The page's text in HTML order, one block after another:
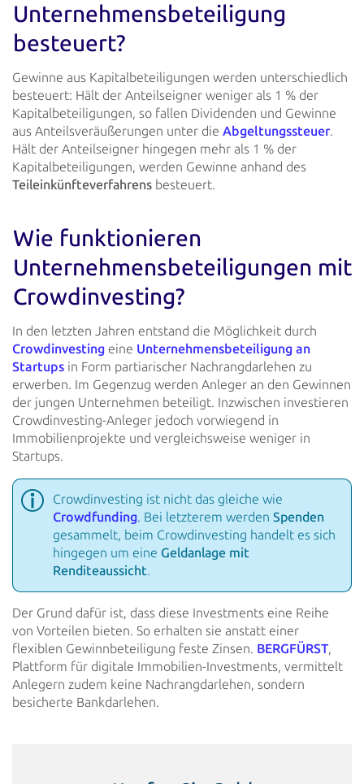
Unternehmens­beteiligung
besteuert?
Gewinne aus Kapitalbeteiligungen werden unterschiedlich
besteuert: Hält der Anteilseigner weniger als 1 % der
Kapitalbeteiligungen, so fallen Dividenden und Gewinne
aus Anteilsveräußerungen unter die Abgeltungssteuer.
Hält der Anteilseigner hingegen mehr als 1 % der
Kapitalbeteiligungen, werden Gewinne anhand des
Teileinkünfteverfahrens besteuert.
Wie funktionieren
Unternehmens­beteiligungen mit
Crowdinvesting?
In den letzten Jahren entstand die Möglichkeit durch
Crowdinvesting eine Unternehmensbeteiligung an
Startups in Form partiarischer Nachrangdarlehen zu
erwerben. Im Gegenzug werden Anleger an den Gewinnen
der jungen Unternehmen beteiligt. Inzwischen investieren
Crowdinvesting-Anleger jedoch vorwiegend in
Immobilienprojekte und vergleichsweise weniger in
Startups.
Crowdinvesting ist nicht das gleiche wie
Crowdfunding. Bei letzterem werden Spenden
gesammelt, beim Crowdinvesting handelt es sich
hingegen um eine Geldanlage mit
Renditeaussicht.
Der Grund dafür ist, dass diese Investments eine Reihe
von Vorteilen bieten. So erhalten sie anstatt einer
flexiblen Gewinnbeteiligung feste Zinsen. BERGFÜRST,
Plattform für digitale Immobilien-Investments, vermittelt
Anlegern zudem keine Nachrangdarlehen, sondern
besicherte Bankdarlehen.